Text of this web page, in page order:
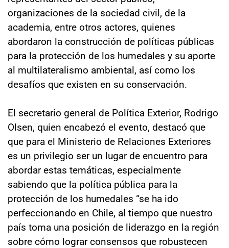
organizaciones de la sociedad civil, de la
academia, entre otros actores, quienes
abordaron la construcción de políticas públicas
para la protección de los humedales y su aporte
al multilateralismo ambiental, así como los
desafíos que existen en su conservación.
El secretario general de Política Exterior, Rodrigo
Olsen, quien encabezó el evento, destacó que
que para el Ministerio de Relaciones Exteriores
es un privilegio ser un lugar de encuentro para
abordar estas temáticas, especialmente
sabiendo que la política pública para la
protección de los humedales “se ha ido
perfeccionando en Chile, al tiempo que nuestro
país toma una posición de liderazgo en la región
sobre cómo lograr consensos que robustecen